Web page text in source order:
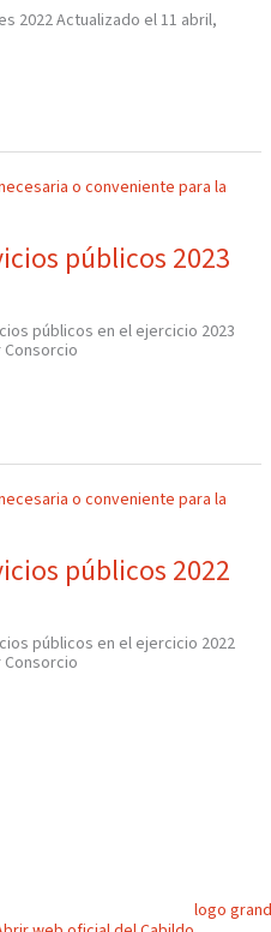
2022 Actualizado el 11 abril,
públicos 2023
públicos en el ejercicio 2023
públicos 2022
públicos en el ejercicio 2022